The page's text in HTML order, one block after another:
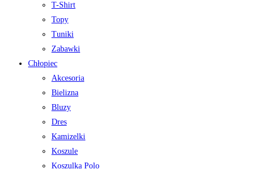
T-Shirt
Topy
Tuniki
Zabawki
Chłopiec
Akcesoria
Bielizna
Bluzy
Dres
Kamizelki
Koszule
Koszulka Polo